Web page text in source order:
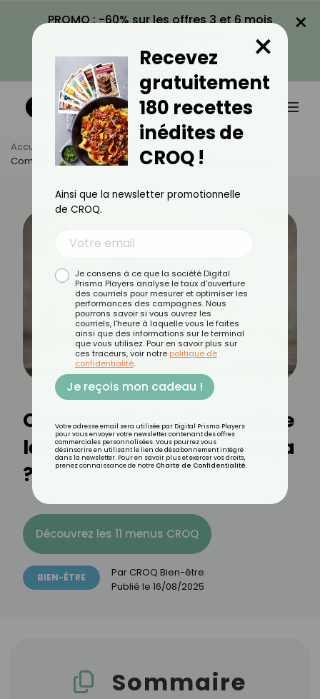
PROMO : -60% sur les offres 3 et 6 mois
VOIR LA PROMO
×
Accueil Actus
Bien-Être
Comment Faire Disparaître Les Douleurs Grâce Au Yoga ?
Comment faire disparaître
les douleurs grâce au yoga
?
Découvrez les 11 menus CROQ
BIEN-ÊTRE Par CROQ Bien-être
Publié le 16/08/2025
Sommaire
Recevez
gratuitement
180 recettes
inédites de
CROQ !
×
Ainsi que la newsletter promotionnelle
de CROQ.
Je consens à ce que la société Digital
Prisma Players analyse le taux d'ouverture
des courriels pour mesurer et optimiser les
performances des campagnes. Nous
pourrons savoir si vous ouvrez les
courriels, l'heure à laquelle vous le faites
ainsi que des informations sur le terminal
que vous utilisez. Pour en savoir plus sur
ces traceurs, voir notre politique de
confidentialité.
Je reçois mon cadeau !
Votre adresse email sera utilisée par Digital Prisma Players
pour vous envoyer votre newsletter contenant des offres
commerciales personnalisées. Vous pourrez vous
désinscrire en utilisant le lien de désabonnement intégré
dans la newsletter. Pour en savoir plus et exercer vos droits,
prenez connaissance de notre Charte de Confidentialité.